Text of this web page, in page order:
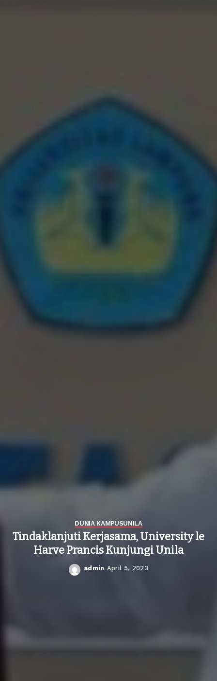
DUNIA KAMPUSUNILA
Tindaklanjuti Kerjasama, University le
Harve Prancis Kunjungi Unila
Posted
admin April 5, 2023